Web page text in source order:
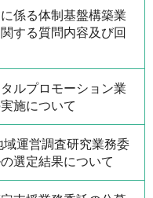
係る体制基盤構築業
する質問内容及び回
ルプロモーション業
施について
運営調査研究業務委
選定結果について